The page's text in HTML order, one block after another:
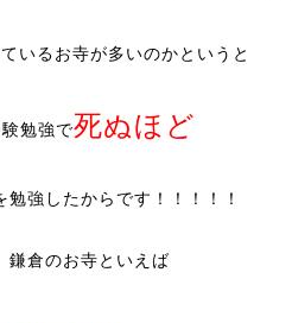
いるお寺が多いのかというと
勉強で死ぬほど
勉強したからです！！！！！
鎌倉のお寺といえば